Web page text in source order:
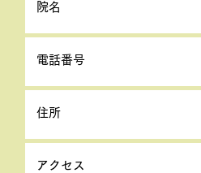
院名
電話番号
住所
アクセス